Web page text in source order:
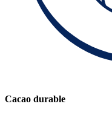
Cacao durable